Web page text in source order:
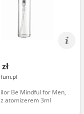
Be Mindful for Men,
atomizerem 3ml